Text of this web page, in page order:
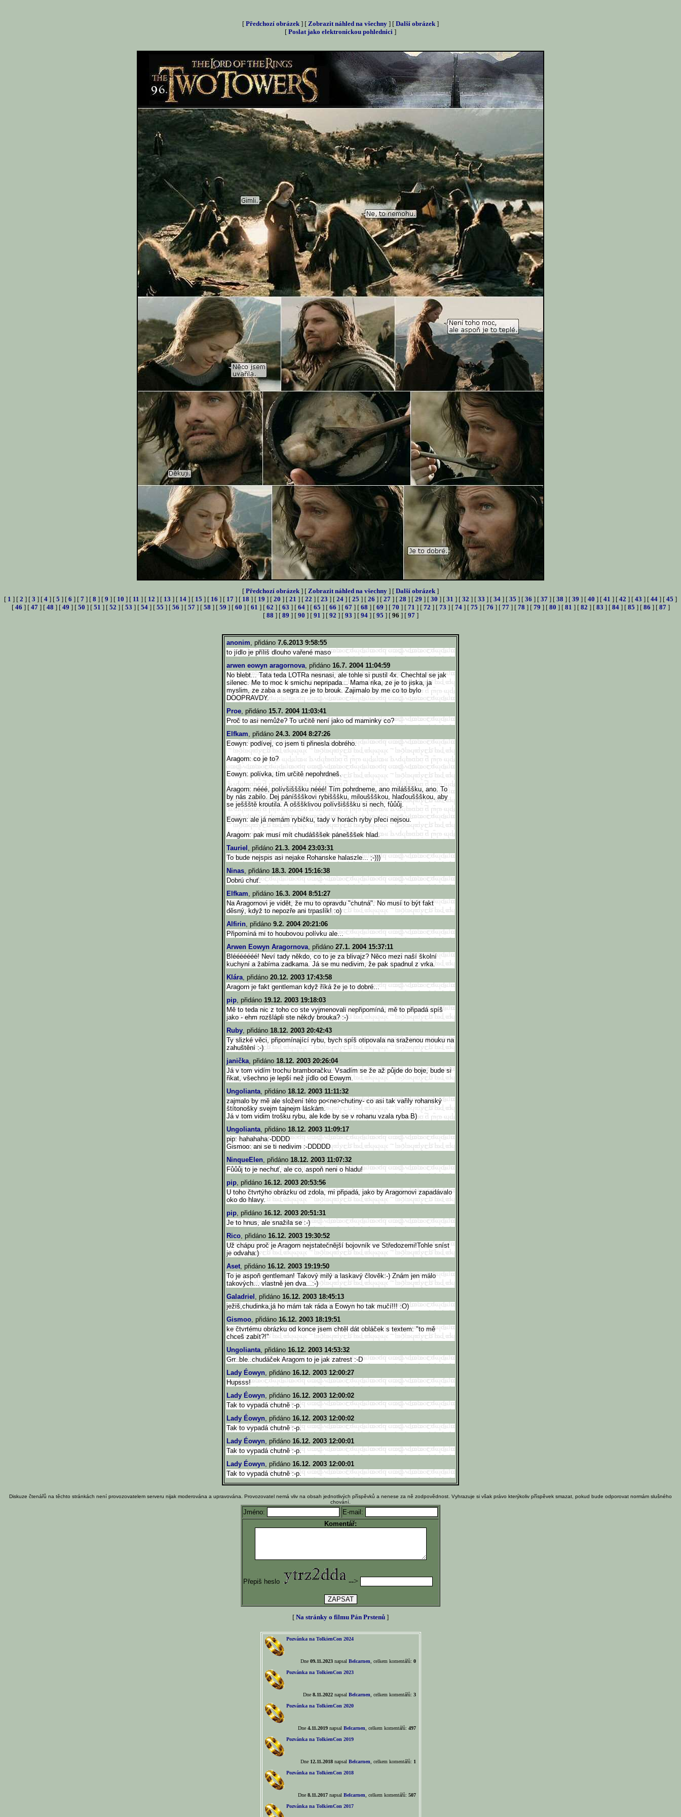
[ Předchozí obrázek ] [ Zobrazit náhled na všechny ] [ Další obrázek ]
[ Poslat jako elektronickou pohlednici ]
[ Předchozí obrázek ] [ Zobrazit náhled na všechny ] [ Další obrázek ]
[ 1 ] [ 2 ] [ 3 ] [ 4 ] [ 5 ] [ 6 ] [ 7 ] [ 8 ] [ 9 ] [ 10 ] [ 11 ] [ 12 ] [ 13 ] [ 14 ] [ 15 ] [ 16 ] [ 17 ] [ 18 ] [ 19 ] [ 20 ] [ 21 ] [ 22 ] [ 23 ] [ 24 ] [ 25 ] [ 26 ] [ 27 ] [ 28 ] [ 29 ] [ 30 ] [ 31 ] [ 32 ] [ 33 ] [ 34 ] [ 35 ] [ 36 ] [ 37 ] [ 38 ] [ 39 ] [ 40 ] [ 41 ] [ 42 ] [ 43 ] [ 44 ] [ 45 ]
[ 46 ] [ 47] [ 48 ] [ 49 ] [ 50 ] [ 51 ] [ 52 ] [ 53 ] [ 54] [ 55 ] [ 56 ] [ 57] [ 58 ] [ 59 ] [ 60 ] [ 61 ] [ 62 ] [ 63 ] [ 64] [ 65 ] [ 66 ] [ 67] [ 68 ] [ 69 ] [ 70 ] [ 71 ] [ 72 ] [ 73 ] [ 74] [ 75 ] [ 76 ] [ 77] [ 78 ] [ 79 ] [ 80 ] [ 81 ] [ 82 ] [ 83 ] [ 84] [ 85 ] [ 86 ] [ 87]
[ 88 ] [ 89 ] [ 90 ] [ 91 ] [ 92 ] [ 93 ] [ 94] [ 95 ] [ 96 ] [ 97]
anonim, přidáno 7.6.2013 9:58:55
to jídlo je příliš dlouho vařené maso
arwen eowyn aragornova, přidáno 16.7. 2004 11:04:59
No blebt... Tata teda LOTRa nesnasi, ale tohle si pustil 4x. Chechtal se jak
silenec. Me to moc k smichu nepripada... Mama rika, ze je to jiska, ja
myslim, ze zaba a segra ze je to brouk. Zajimalo by me co to bylo
DOOPRAVDY.
Proe, přidáno 15.7. 2004 11:03:41
Proč to asi nemůže? To určitě není jako od maminky co?
Elfkam, přidáno 24.3. 2004 8:27:26
Eowyn: podívej, co jsem ti přinesla dobrého.
Aragorn: co je to?
Eowyn: polívka, tím určitě nepohrdneš.
Aragorn: nééé, polívšišššku nééé! Tím pohrdneme, ano milášššku, ano. To
by nás zabilo. Dej páníššškovi rybišššku, milouššškou, hlaďouššškou, aby
se ješšště kroutila. A ošššklivou polívšišššku si nech, fůůůj.
Eowyn: ale já nemám rybičku, tady v horách ryby přeci nejsou.
Aragorn: pak musí mít chudášššek pánešššek hlad.
Tauriel , přidáno 21.3. 2004 23:03:31
To bude nejspis asi nejake Rohanske halaszle... ;-)))
Ninas, přidáno 18.3. 2004 15:16:38
Dobrú chuť.
Elfkam, přidáno 16.3. 2004 8:51:27
Na Aragornovi je vidět, že mu to opravdu "chutná". No musí to být fakt
děsný, když to nepozře ani trpaslík! :o)
Alfirin, přidáno 9.2. 2004 20:21:06
Připomíná mi to houbovou polívku ale...
Arwen Eowyn Aragornova, přidáno 27.1. 2004 15:37:11
Blééééééé! Neví tady někdo, co to je za blivajz? Něco mezi naší školní
kuchyní a žabíma zadkama. Já se mu nedivim, že pak spadnul z vrka.
Klára, přidáno 20.12. 2003 17:43:58
Aragorn je fakt gentleman když říká že je to dobré...
pip, přidáno 19.12. 2003 19:18:03
Mě to teda nic z toho co ste vyjmenovali nepřipomíná, mě to připadá spíš
jako - ehm rozšlápli ste někdy brouka? :-)
Ruby, přidáno 18.12. 2003 20:42:43
Ty slizké věci, připomínající rybu, bych spíš otipovala na sraženou mouku na
zahuštění :-)
janička, přidáno 18.12. 2003 20:26:04
Já v tom vidím trochu bramboračku. Vsadím se že až půjde do boje, bude si
řikat, všechno je lepší než jídlo od Eowym.
Ungolianta, přidáno 18.12. 2003 11:11:32
zajmalo by mě ale složení této po<ne>chutiny- co asi tak vařily rohanský
štítonošky svejm tajnejm láskám.
Já v tom vidim trošku rybu, ale kde by se v rohanu vzala ryba B)
Ungolianta, přidáno 18.12. 2003 11:09:17
pip: hahahaha:-DDDD
Gismoo: ani se ti nedivim :-DDDDD
NinqueElen, přidáno 18.12. 2003 11:07:32
Fůůůj to je nechuť, ale co, aspoň neni o hladu!
pip, přidáno 16.12. 2003 20:53:56
U toho čtvrtýho obrázku od zdola, mi připadá, jako by Aragornovi zapadávalo
oko do hlavy.
pip, přidáno 16.12. 2003 20:51:31
Je to hnus, ale snažila se :-)
Rico, přidáno 16.12. 2003 19:30:52
Už chápu proč je Aragorn nejstatečnější bojovník ve Středozemi!Tohle sníst
je odvaha:)
Aset, přidáno 16.12. 2003 19:19:50
To je aspoň gentleman! Takový milý a laskavý člověk:-) Znám jen málo
takových... vlastně jen dva...:-)
Galadriel , přidáno 16.12. 2003 18:45:13
ježiš,chudinka,já ho mám tak ráda a Eowyn ho tak mučí!!! :O)
Gismoo, přidáno 16.12. 2003 18:19:51
ke čtvrtému obrázku od konce jsem chtěl dát obláček s textem: "to mě
chceš zabít?!"
Ungolianta, přidáno 16.12. 2003 14:53:32
Grr..ble..chudáček Aragorn to je jak zatrest :-D
Lady Éowyn, přidáno 16.12. 2003 12:00:27
Hupsss!
Lady Éowyn, přidáno 16.12. 2003 12:00:02
Tak to vypadá chutně :-p.
Lady Éowyn, přidáno 16.12. 2003 12:00:02
Tak to vypadá chutně :-p.
Lady Éowyn, přidáno 16.12. 2003 12:00:01
Tak to vypadá chutně :-p.
Lady Éowyn, přidáno 16.12. 2003 12:00:01
Tak to vypadá chutně :-p.
Diskuze čtenářů na těchto stránkách není provozovatelem serveru nijak moderována a upravována. Provozovatel nemá vliv na obsah jednotlivých příspěvků a nenese za ně zodpovědnost. Vyhrazuje si však právo kterýkoliv příspěvek smazat, pokud bude odporovat normám slušného
chování.
Jméno:
E-mail:
Komentář:
Přepiš heslo -->
[ Na stránky o filmu Pán Prstenů ]
Pozvánka na TolkienCon 2024
Dne 09.11.2023napsal Belcarnen , celkem komentářů: 0
Pozvánka na TolkienCon 2023
Dne 8.11.2022napsal Belcarnen , celkem komentářů: 3
Pozvánka na TolkienCon 2020
Dne 4.11.2019napsal Belcarnen , celkem komentářů: 497
Pozvánka na TolkienCon 2019
Dne 12.11.2018napsal Belcarnen , celkem komentářů: 1
Pozvánka na TolkienCon 2018
Dne 8.11.2017napsal Belcarnen , celkem komentářů: 507
Pozvánka na TolkienCon 2017